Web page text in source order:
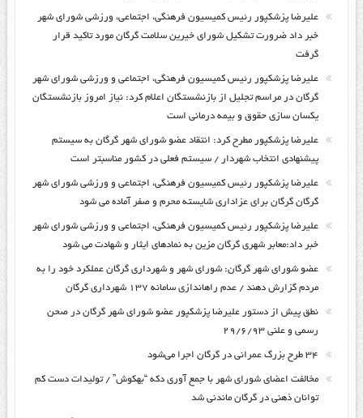
علیرضا پزشکپور رئیس کمیسیون فرهنگی، اجتماعی، ورزشی شورای شهر
خبر داد ضرورت تشکیل شورای خیرین سلامت گرگان مورد تاکید قرار
گرفت
علیرضا پزشکپور رئیس کمیسیون فرهنگی، اجتماعی و ورزشی شورای شهر
گرگان در مراسم تجلیل از بازنشستگان اعلام کرد: نیاز امروز بازنشستگان
یکسان سازی حقوق و بیمه درمانی است
علیرضا پزشکپور مطرح کرد: انتقاد عضو شورای شهر گرگان به سیستم
پیشنهادی انتخاب شهردار / سیستم فعلی در کشور مناسبتر است
علیرضا پزشکپور رئیس کمیسیون فرهنگی، اجتماعی و ورزشی شورای شهر
گرگان گرگان برای عزاداری شایسته محرم و صفر آماده می شود
علیرضا پزشکپور رئیس کمیسیون فرهنگی، اجتماعی و ورزشی شورای شهر
خبر داد:معابر شهری گرگان مزین به نمادهای ایثار و شهادت می شود
عضو شورای شهر گرگان: شورای شهر و شهرداری گرگان عملکرد خود را به
مردم گزارش دهند / عدم راه‎اندازی سامانه ۱۳۷ شهرداری گرگان
نطق پیش از دستور علیرضا پزشکپور عضو شورای شهر گرگان در صحن
رسمی و علنی ۲۹/۶/۹۳
۳۴ طرح بزرگ عمرانی در گرگان اجرا می‌شود
مخالفت اعضای شورای شهر با جمع آوری دکه “بهکوش” / تولیدات دست کم
توانان ذهنی در گرگان ماندنی شد